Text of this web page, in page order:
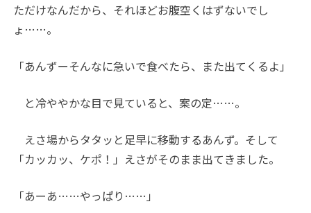
ただけなんだから、それほどお腹空くはずないでし
ょ……。
「あんずーそんなに急いで食べたら、また出てくるよ」
と冷ややかな目で見ていると、案の定……。
えさ場からタタッと足早に移動するあんず。そして
「カッカッ、ケポ！」えさがそのまま出てきました。
「あーあ……やっぱり……」